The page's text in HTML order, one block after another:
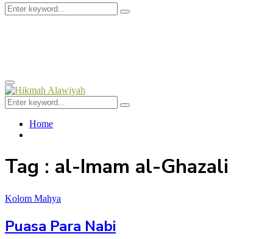
Search
Search
Primary
Menu
Search
for:
Search
Home
Tag : al-Imam al-Ghazali
Kolom Mahya
Puasa Para Nabi